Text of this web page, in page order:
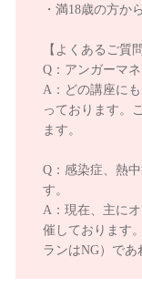
・満18歳の方か
【よくあるご質問
Q：アンガーマ
A：どの講座に
っております。
ます。
Q：感染症、熱
す。
A：現在、主に
催しております
ランはNG）であ